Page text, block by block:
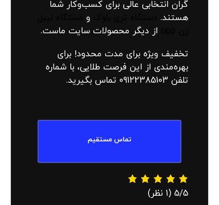
گران انتخابی عالی برای کسب‌وکار شما
هستند.
و
از دیگر محصولات سایت ماست.
تخفیف ویژه برای مدت محدود! برای
بهره‌مندی از این فرصت طلایی، با شماره
تلفن 09122385103 تماس بگیرید.
تماس مستقیم
‫5/5 ‫(1 نظر)